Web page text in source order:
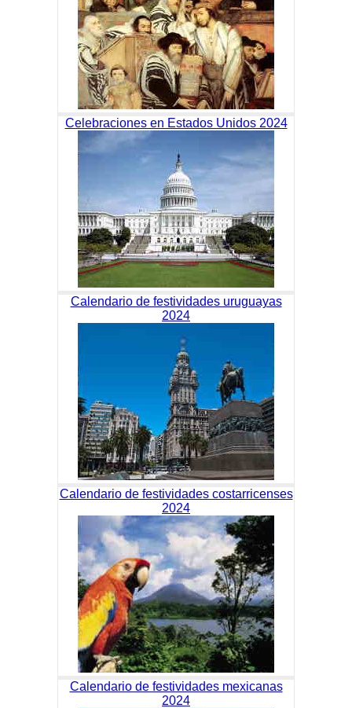
Celebraciones en Estados Unidos 2024
Calendario de festividades uruguayas
2024
Calendario de festividades costarricenses
2024
Calendario de festividades mexicanas
2024